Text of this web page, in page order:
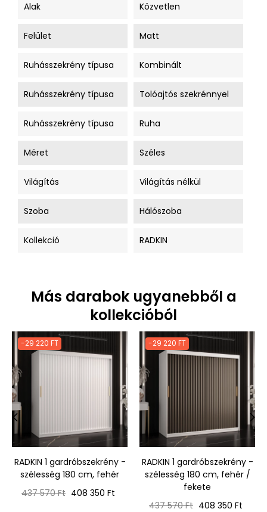
Alak Közvetlen
Felület Matt
Ruhásszekrény típusa Kombinált
Ruhásszekrény típusa Tolóajtós szekrénnyel
Ruhásszekrény típusa Ruha
Méret Széles
Világítás Világítás nélkül
Szoba Hálószoba
Kollekció RADKIN
Más darabok ugyanebből a
kollekcióból
-29 220 FT
RADKIN 1 gardróbszekrény -
szélesség 180 cm, fehér
Normál
437 570 Ft Ár
408 350 Ft
-29 220 FT
RADKIN 1 gardróbszekrény -
szélesség 180 cm, fehér /
fekete
Normál
437 570 Ft Ár
408 350 Ft
‹